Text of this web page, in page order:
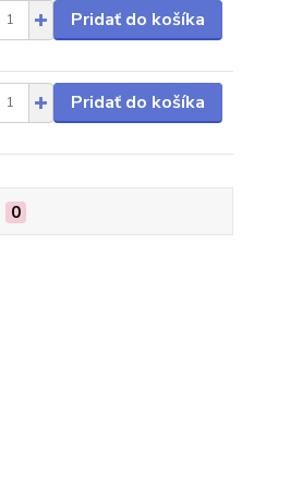
Pridať do košíka
Pridať do košíka
0